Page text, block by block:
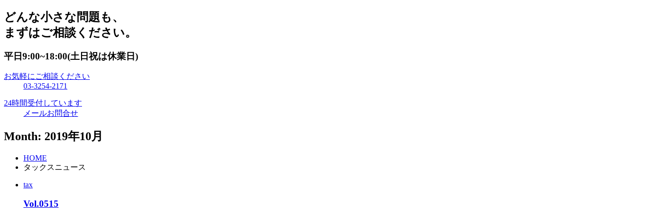
どんな小さな問題も、
まずはご相談ください。
平日9:00~18:00(土日祝は休業日)
お気軽にご相談ください
03-3254-2171
24時間受付しています
メールお問合せ
Month: 2019年10月
HOME
タックスニュース
tax
Vol.0515